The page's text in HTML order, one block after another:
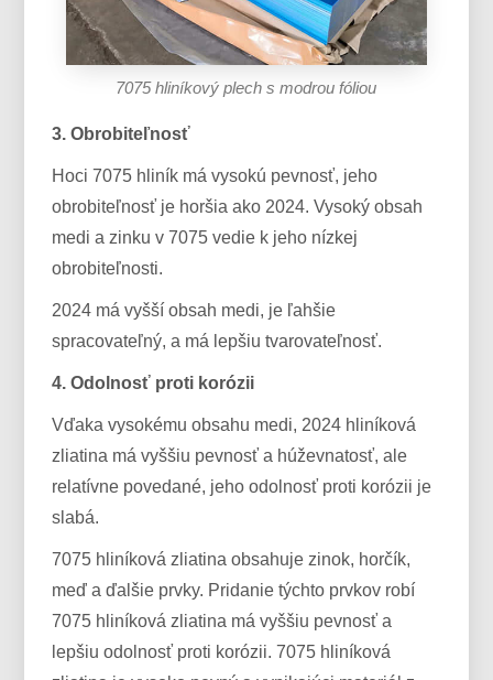
7075 hliníkový plech s modrou fóliou
3. Obrobiteľnosť
Hoci 7075 hliník má vysokú pevnosť, jeho
obrobiteľnosť je horšia ako 2024. Vysoký obsah
medi a zinku v 7075 vedie k jeho nízkej
obrobiteľnosti.
2024 má vyšší obsah medi, je ľahšie
spracovateľný, a má lepšiu tvarovateľnosť.
4. Odolnosť proti korózii
Vďaka vysokému obsahu medi, 2024 hliníková
zliatina má vyššiu pevnosť a húževnatosť, ale
relatívne povedané, jeho odolnosť proti korózii je
slabá.
7075 hliníková zliatina obsahuje zinok, horčík,
meď a ďalšie prvky. Pridanie týchto prvkov robí
7075 hliníková zliatina má vyššiu pevnosť a
lepšiu odolnosť proti korózii. 7075 hliníková